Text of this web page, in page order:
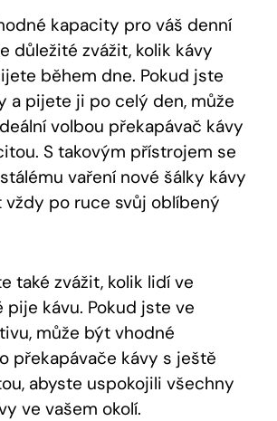
kapacity pro váš denní
důležité zvážit, kolik kávy
během dne. Pokud jste
a pijete ji po celý den, může
‍volbou překapávač kávy
S takovým přístrojem⁣ se
vaření nové šálky kávy
po ‍ruce ‍svůj oblíbený
také zvážit, kolik lidí ve
pije kávu. Pokud jste ve
může být vhodné
překapávače kávy s ještě
abyste uspokojili ​všechny
ve vašem⁤ okolí.